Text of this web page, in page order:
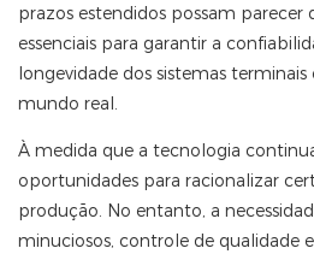
prazos estendidos possam parecer
essenciais para garantir a
longevidade dos sistemas
mundo real.
À medida que a tecnologia
oportunidades para racionalizar
produção. No entanto, a
minuciosos, controle de qualidade